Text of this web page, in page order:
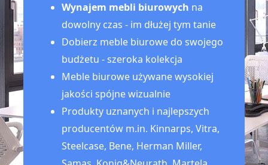
Wynajem mebli biurowych na
dowolny czas - im dłużej tym tanie
Dobierz meble biurowe do swojego
budżetu - szeroka kolekcja
Meble biurowe używane wysokiej
jakości spójne wizualnie
Produkty uznanych i najlepszych
producentów m.in. Kinnarps, Vitra,
Steelcase, Bene, Herman Miller,